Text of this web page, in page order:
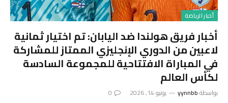
أخبار الرياضة
أخبار فريق هولندا ضد اليابان: تم اختيار ثمانية
لاعبين من الدوري الإنجليزي الممتاز للمشاركة
في المباراة الافتتاحية للمجموعة السادسة
لكأس العالم
بواسطةyynnbb يونيو 14, 2026 0